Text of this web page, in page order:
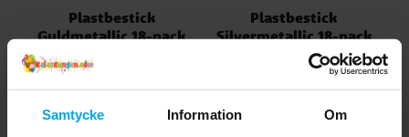
Samtycke Information Om
Plastbestick
Guldmetallic 18-pack
Pris:
49,00 kr
Plastbestick
Silvermetallic 18-pack
49,00 kr
49,00 kr